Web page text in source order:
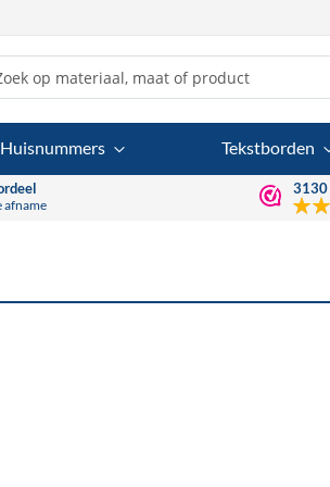
Huisnummers Tekstborden
afname
3130